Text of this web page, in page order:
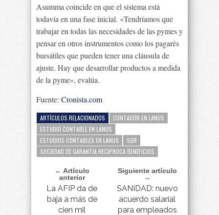
Asumma coincide en que el sistema está
todavía en una fase inicial. «Tendríamos que
trabajar en todas las necesidades de las pymes y
pensar en otros instrumentos como los pagarés
bursátiles que pueden tener una cláusula de
ajuste. Hay que desarrollar productos a medida
de la pyme», evalúa.
Fuente: Cronista.com
ARTÍCULOS RELACIONADOS
CONTADOR EN LANUS
ESTUDIO CONTABLE EN LANUS
ESTUDIOS CONTABLES EN LANUS
SGR
SOCIEDAD DE GARANTIA RECIPROCA BENEFICIOS
← Artículo
anterior
La AFIP da de
baja a más de
cien mil
Siguiente artículo
→
SANIDAD: nuevo
acuerdo salarial
para empleados